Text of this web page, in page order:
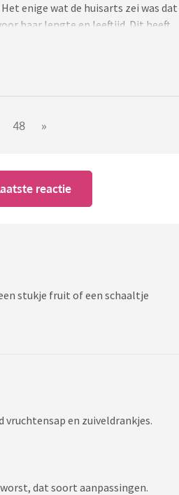
enige wat de huisarts zei was dat
haar lengte en leeftijd. Dit heeft
hier best van. Want mijn dochter is
mijn dochter een eetstoornis
48 »
reactie
stukje fruit of een schaaltje
en zuiveldrankjes.
dat soort aanpassingen.